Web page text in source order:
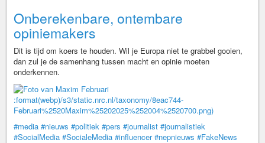
Onberekenbare, ontembare
opiniemakers
Dit is tijd om koers te houden. Wil je Europa niet te grabbel gooien,
dan zul je de samenhang tussen macht en opinie moeten
onderkennen.
:format(webp)/s3/static.nrc.nl/taxonomy/8eac744-
Februari%2520Maxim%25202025%252004%2520700.png)
#media #nieuws #politiek #pers #journalist #journalistiek
#SocialMedia #SocialeMedia #influencer #nepnieuws #FakeNews